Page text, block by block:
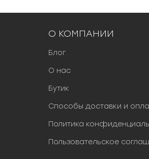
О КОМПАНИИ
Блог
О нас
Бутик
Способы доставки и
Политика
Пользовательское